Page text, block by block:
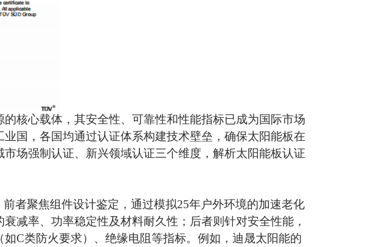
的核心载体，其安全性、可靠性和性能指标已成为国际市场
国，各国均通过认证体系构建技术壁垒，确保太阳能板在
场强制认证、新兴领域认证三个维度，解析太阳能板认证
者聚焦组件设计鉴定，通过模拟25年户外环境的加速老化
减率、功率稳定性及材料耐久性；后者则针对安全性能，
C类防火要求）、绝缘电阻等指标。例如， 迪晟太阳能的